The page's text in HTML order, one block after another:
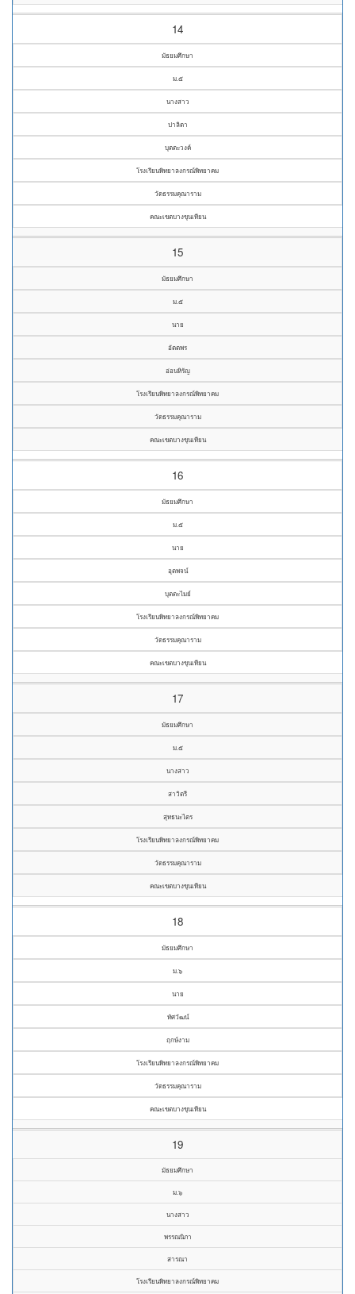
14
มัธยมศึกษา
ม.๕
นางสาว
ปาลิตา
บุตตะวงค์
โรงเรียนพิทยาลงกรณ์พิทยาคม
วัดธรรมคุณาราม
คณะเขตบางขุนเทียน
15
มัธยมศึกษา
ม.๕
นาย
อัตตพร
อ่อนหิรัญ
โรงเรียนพิทยาลงกรณ์พิทยาคม
วัดธรรมคุณาราม
คณะเขตบางขุนเทียน
16
มัธยมศึกษา
ม.๕
นาย
อุตพจน์
บุตตะไมย์
โรงเรียนพิทยาลงกรณ์พิทยาคม
วัดธรรมคุณาราม
คณะเขตบางขุนเทียน
17
มัธยมศึกษา
ม.๕
นางสาว
สาวิตรี
สุทธนะไตร
โรงเรียนพิทยาลงกรณ์พิทยาคม
วัดธรรมคุณาราม
คณะเขตบางขุนเทียน
18
มัธยมศึกษา
ม.๖
นาย
ทัศวัฒน์
ฤกษ์งาม
โรงเรียนพิทยาลงกรณ์พิทยาคม
วัดธรรมคุณาราม
คณะเขตบางขุนเทียน
19
มัธยมศึกษา
ม.๖
นางสาว
พรรณนิภา
สารณา
โรงเรียนพิทยาลงกรณ์พิทยาคม